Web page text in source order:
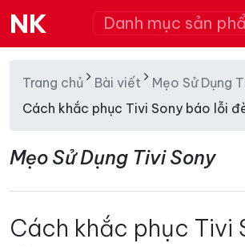
NK Danh mục sản
Trang chủ Bài viết
Mẹo Sử Dụng
Cách khắc phục Tivi Sony báo lỗi
Mẹo Sử Dụng Tivi Sony
Cách khắc phục Tivi